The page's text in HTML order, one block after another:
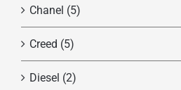
Chanel (5)
Creed (5)
Diesel (2)